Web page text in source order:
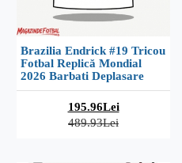
Brazilia Endrick #19 Tricou
Fotbal Replică Mondial
2026 Barbati Deplasare
195.96Lei
489.93Lei